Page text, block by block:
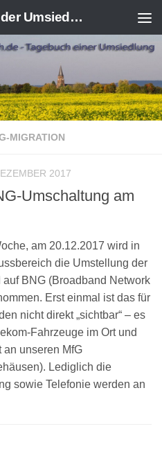
Dickbusch - Tagebuch der Umsiedlung von Kerpen-Manheim
MIGRATION
2017
Umschaltung am
am 20.12.2017 wird in
die Umstellung der
BNG (Broadband Network
Erst einmal ist das für
nicht direkt „sichtbar“ – es
Fahrzeuge im Ort und
an unseren MfG
Lediglich die
sowie Telefonie werden an